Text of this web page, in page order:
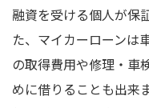
融資を受ける個人が保
た、マイカーローンは
の取得費用や修理・車
めに借りることも出来